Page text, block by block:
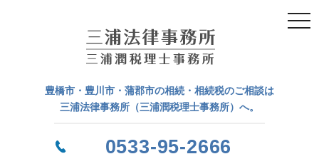
豊橋市・豊川市・蒲郡市の相続・相続税のご相談は
三浦法律事務所（三浦潤税理士事務所）へ。
0533-95-2666